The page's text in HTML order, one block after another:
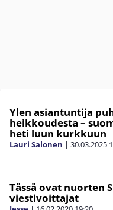
Ylen asiantuntija
heikkoudesta –
heti luun kurkkuun
Lauri Salonen | 30.03.2025
Tässä ovat nuorten
viestivoittajat